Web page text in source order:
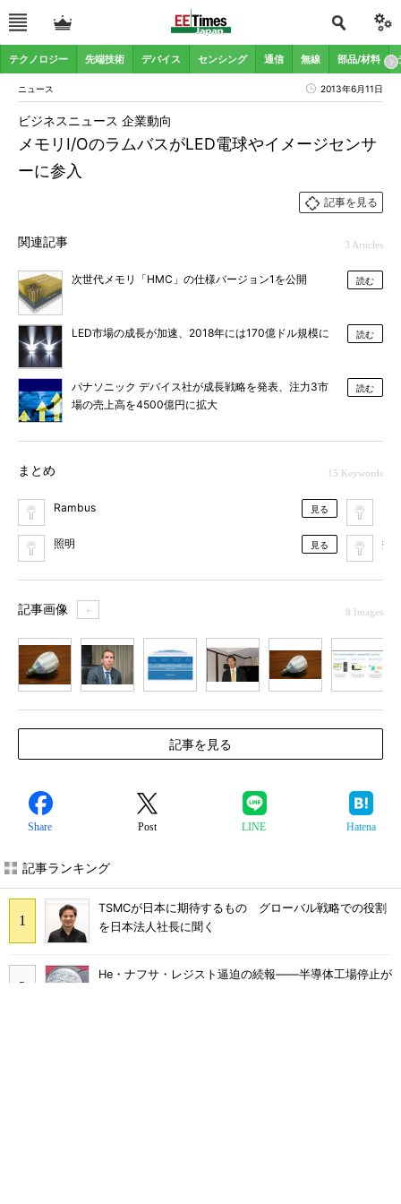
テクノロジー 先端技術 デバイス センシング 通信 無線 部品/材料
ニュース 2013年6月11日
メモリI/OのラムバスがLED電球やイメージセンサ
ーに参入
ビジネスニュース 企業動向
記事を見る
関連記事 3 Articles
次世代メモリ「HMC」の仕様バージョン1を公開 読む
LED市場の成長が加速、2018年には170億ドル規模に 読む
パナソニック デバイス社が成長戦略を発表、注力3市
場の売上高を4500億円に拡大
読む
まとめ 15 Keywords
Rambus 見る
照明 見る 撮
記事画像 ＋ 8 Images
記事を見る
Share Post LINE Hatena
記事ランキング
TSMCが日本に期待するもの グローバル戦略での役割
を日本法人社長に聞く
He・ナフサ・レジスト逼迫の続報――半導体工場停止が